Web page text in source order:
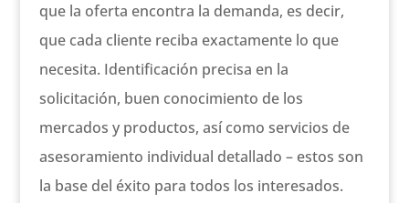
que la oferta encontra la demanda, es decir,
que cada cliente reciba exactamente lo que
necesita. Identificación precisa en la
solicitación, buen conocimiento de los
mercados y productos, así como servicios de
asesoramiento individual detallado – estos son
la base del éxito para todos los interesados.